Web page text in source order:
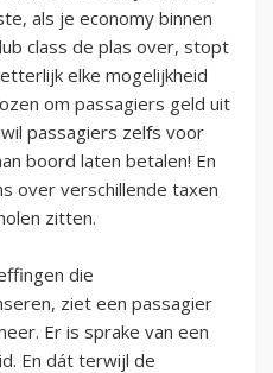
als je economy binnen
class de plas over, stopt
elke mogelijkheid
om passagiers geld uit
passagiers zelfs voor
boord laten betalen! En
over verschillende taxen
zitten.
die
ziet een passagier
Er is sprake van een
En dát terwijl de